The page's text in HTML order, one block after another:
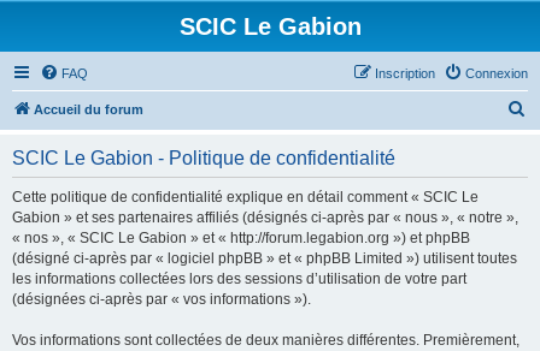
SCIC Le Gabion
FAQ Connexion
Inscription
Accueil du forum
SCIC Le Gabion - Politique de confidentialité
Cette politique de confidentialité explique en détail comment « SCIC Le
Gabion » et ses partenaires affiliés (désignés ci-après par « nous », « notre »,
« nos », « SCIC Le Gabion » et « http://forum.legabion.org ») et phpBB
(désigné ci-après par « logiciel phpBB » et « phpBB Limited ») utilisent toutes
les informations collectées lors des sessions d’utilisation de votre part
(désignées ci-après par « vos informations »).
Vos informations sont collectées de deux manières différentes. Premièrement,